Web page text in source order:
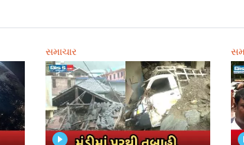
સમાચાર